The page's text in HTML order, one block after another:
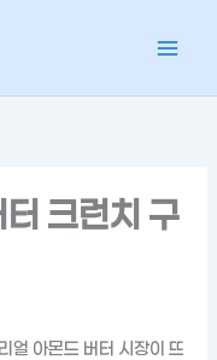
크런치 구
얼 아몬드 버터 시장이 뜨